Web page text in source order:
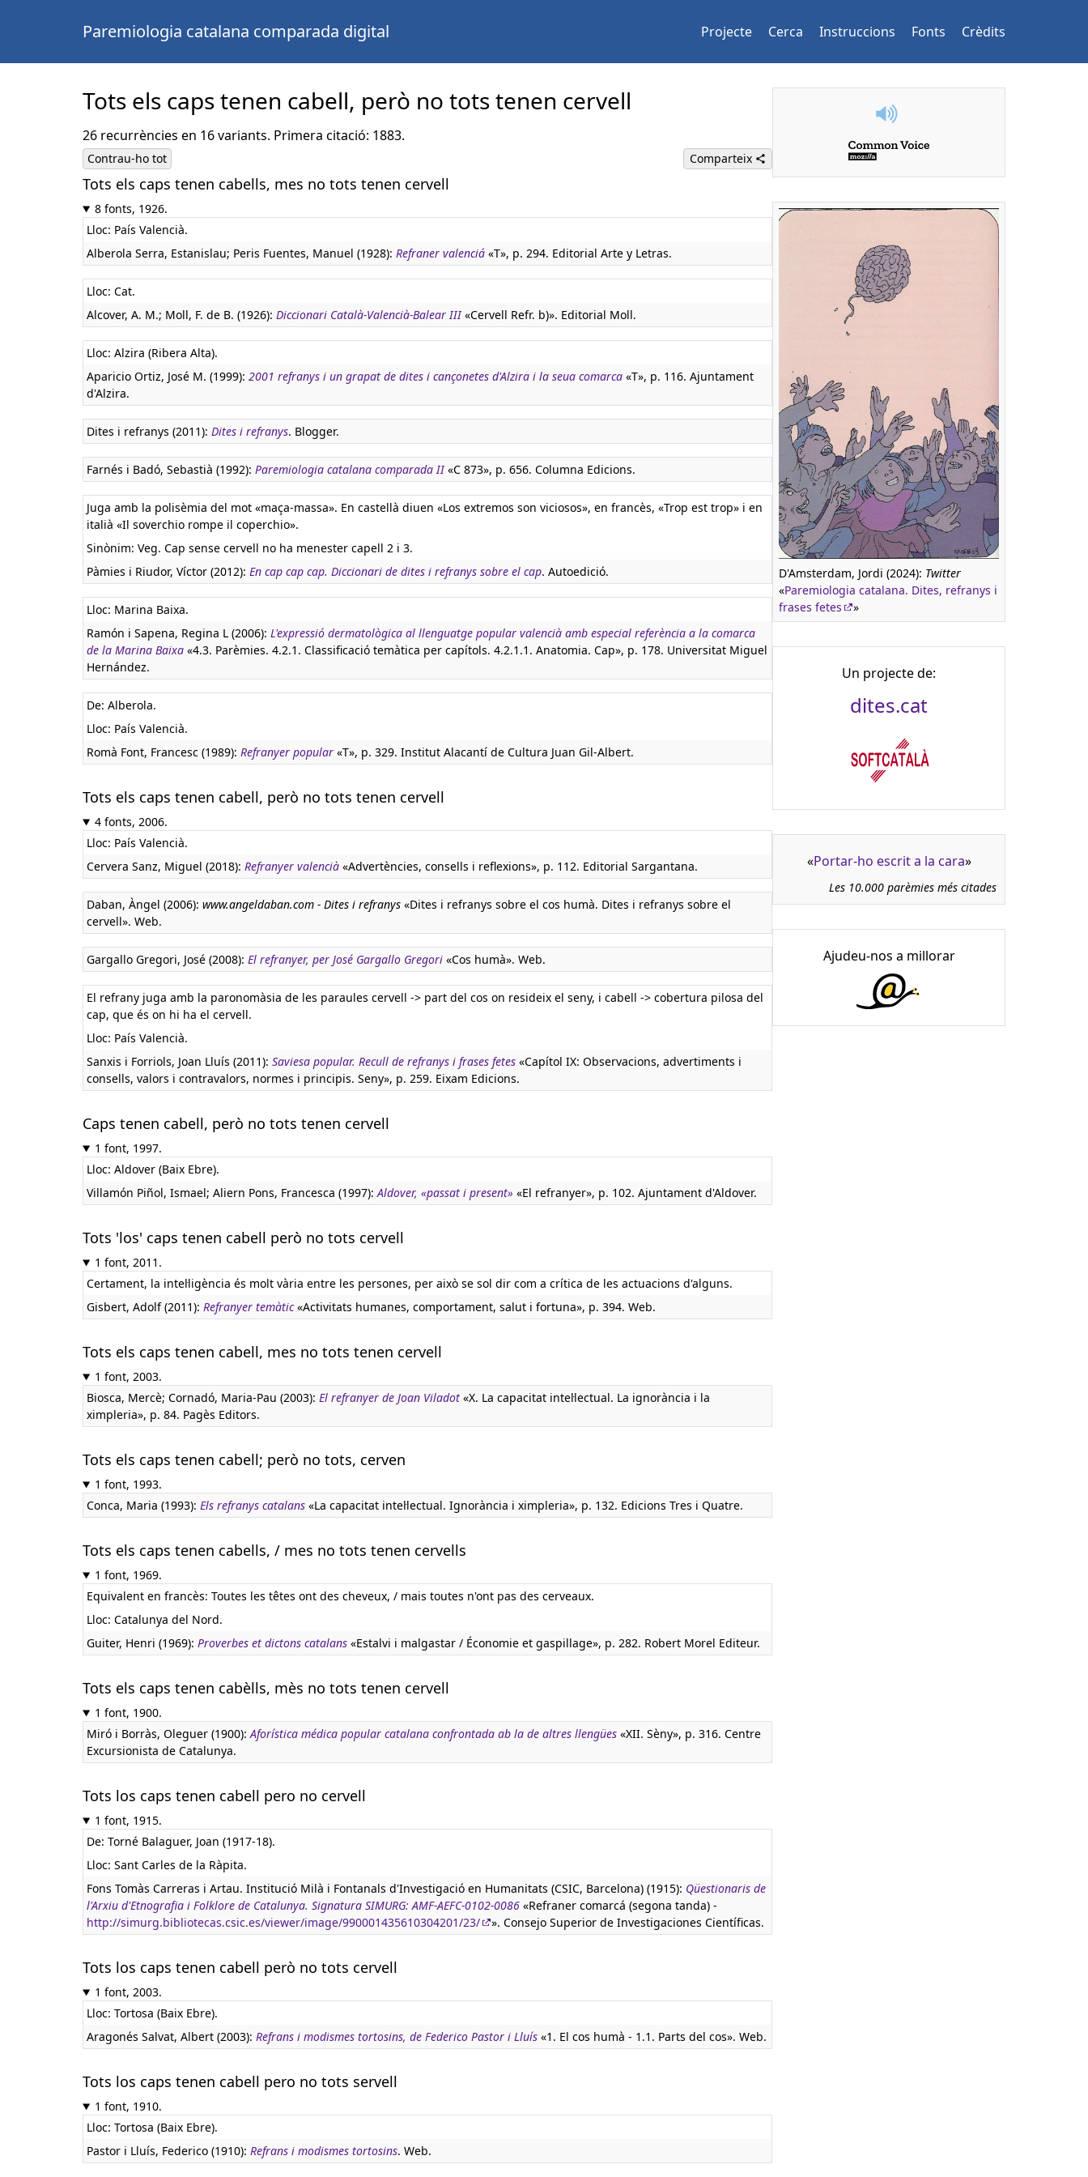
Paremiologia catalana comparada digital Projecte Cerca Instruccions Fonts Crèdits
Tots els caps tenen cabell, però no tots tenen cervell
26 recurrències en 16 variants. Primera citació: 1883.
Contrau-ho tot Comparteix
Tots els caps tenen cabells, mes no tots tenen cervell
8 fonts, 1926.
Lloc: País Valencià.
Alberola Serra, Estanislau; Peris Fuentes, Manuel (1928): Refraner valenciá «T», p. 294. Editorial Arte y Letras.
Lloc: Cat.
Alcover, A. M.; Moll, F. de B. (1926): Diccionari Català-Valencià-Balear III«Cervell Refr. b)». Editorial Moll.
Lloc: Alzira (Ribera Alta).
Aparicio Ortiz, José M. (1999): 2001 refranys i un grapat de dites i cançonetes d'Alzira i la seua comarca «T», p. 116. Ajuntament
d'Alzira.
Dites i refranys (2011): Dites i refranys. Blogger.
Farnés i Badó, Sebastià (1992): Paremiologia catalana comparada II«C 873», p. 656. Columna Edicions.
Juga amb la polisèmia del mot «maça-massa». En castellà diuen «Los extremos son viciosos», en francès, «Trop est trop» i en
italià «Il soverchio rompe il coperchio».
Sinònim: Veg. Cap sense cervell no ha menester capell 2 i 3.
Pàmies i Riudor, Víctor (2012): En cap cap cap. Diccionari de dites i refranys sobre el cap. Autoedició.
Lloc: Marina Baixa.
Ramón i Sapena, Regina L (2006): L'expressió dermatològica al llenguatge popular valencià amb especial referència a la comarca
de la Marina Baixa «4.3. Parèmies. 4.2.1. Classificació temàtica per capítols. 4.2.1.1. Anatomia. Cap», p. 178. Universitat Miguel
Hernández.
De: Alberola.
Lloc: País Valencià.
Romà Font, Francesc (1989): Refranyer popular «T», p. 329. Institut Alacantí de Cultura Juan Gil-Albert.
Tots els caps tenen cabell, però no tots tenen cervell
4 fonts, 2006.
Lloc: País Valencià.
Cervera Sanz, Miguel (2018): Refranyer valencià «Advertències, consells i reflexions», p. 112. Editorial Sargantana.
Daban, Àngel (2006): www.angeldaban.com - Dites i refranys «Dites i refranys sobre el cos humà. Dites i refranys sobre el
cervell». Web.
Gargallo Gregori, José (2008): El refranyer, per José Gargallo Gregori «Cos humà». Web.
El refrany juga amb la paronomàsia de les paraules cervell -> part del cos on resideix el seny, i cabell -> cobertura pilosa del
cap, que és on hi ha el cervell.
Lloc: País Valencià.
Sanxis i Forriols, Joan Lluís (2011): Saviesa popular. Recull de refranys i frases fetes «Capítol IX: Observacions, advertiments i
consells, valors i contravalors, normes i principis. Seny», p. 259. Eixam Edicions.
Caps tenen cabell, però no tots tenen cervell
1 font, 1997.
Lloc: Aldover (Baix Ebre).
Villamón Piñol, Ismael; Aliern Pons, Francesca (1997):Aldover, «passat i present» «El refranyer», p. 102. Ajuntament d'Aldover.
Tots 'los' caps tenen cabell però no tots cervell
1 font, 2011.
Certament, la intel·ligència és molt vària entre les persones, per això se sol dir com a crítica de les actuacions d'alguns.
Gisbert, Adolf (2011): Refranyer temàtic«Activitats humanes, comportament, salut i fortuna», p. 394. Web.
Tots els caps tenen cabell, mes no tots tenen cervell
1 font, 2003.
Biosca, Mercè; Cornadó, Maria-Pau (2003): El refranyer de Joan Viladot «X. La capacitat intel·lectual. La ignorància i la
ximpleria», p. 84. Pagès Editors.
Tots els caps tenen cabell; però no tots, cerven
1 font, 1993.
Conca, Maria (1993): Els refranys catalans «La capacitat intel·lectual. Ignorància i ximpleria», p. 132. Edicions Tres i Quatre.
Tots els caps tenen cabells, / mes no tots tenen cervells
1 font, 1969.
Equivalent en francès: Toutes les têtes ont des cheveux, / mais toutes n'ont pas des cerveaux.
Lloc: Catalunya del Nord.
Guiter, Henri (1969): Proverbes et dictons catalans «Estalvi i malgastar / Économie et gaspillage», p. 282. Robert Morel Editeur.
Tots els caps tenen cabèlls, mès no tots tenen cervell
1 font, 1900.
Miró i Borràs, Oleguer (1900):Aforística médica popular catalana confrontada ab la de altres llengües «XII. Sèny», p. 316. Centre
Excursionista de Catalunya.
Tots los caps tenen cabell pero no cervell
1 font, 1915.
De: Torné Balaguer, Joan (1917-18).
Lloc: Sant Carles de la Ràpita.
Fons Tomàs Carreras i Artau. Institució Milà i Fontanals d'Investigació en Humanitats (CSIC, Barcelona) (1915): Qüestionaris de
l'Arxiu d'Etnografia i Folklore de Catalunya. Signatura SIMURG: AMF-AEFC-0102-0086 «Refraner comarcá (segona tanda) -
http://simurg.bibliotecas.csic.es/viewer/image/990001435610304201/23/
». Consejo Superior de Investigaciones Científicas.
Tots los caps tenen cabell però no tots cervell
1 font, 2003.
Lloc: Tortosa (Baix Ebre).
Aragonés Salvat, Albert (2003): Refrans i modismes tortosins, de Federico Pastor i Lluís «1. El cos humà - 1.1. Parts del cos». Web.
Tots los caps tenen cabell pero no tots servell
1 font, 1910.
Lloc: Tortosa (Baix Ebre).
Pastor i Lluís, Federico (1910): Refrans i modismes tortosins. Web.
D'Amsterdam, Jordi (2024): Twitter
«Paremiologia catalana. Dites, refranys i
frases fetes
»
Un projecte de:
dites.cat
«Portar-ho escrit a la cara»
Les 10.000 parèmies més citades
Ajudeu-nos a millorar